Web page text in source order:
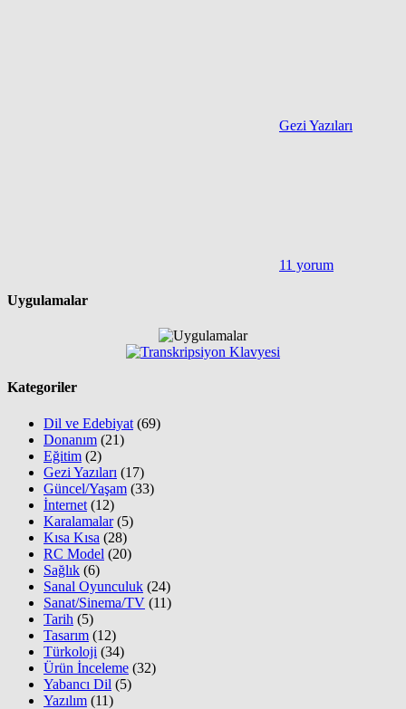
Gezi Yazıları
11 yorum
Uygulamalar
Kategoriler
Dil ve Edebiyat (69)
Donanım (21)
Eğitim (2)
Gezi Yazıları (17)
Güncel/Yaşam (33)
İnternet (12)
Karalamalar(5)
Kısa Kısa (28)
RC Model (20)
Sağlık (6)
Sanal Oyunculuk (24)
Sanat/Sinema/TV (11)
Tarih (5)
Tasarım (12)
Türkoloji (34)
Ürün İnceleme (32)
Yabancı Dil (5)
Yazılım (11)